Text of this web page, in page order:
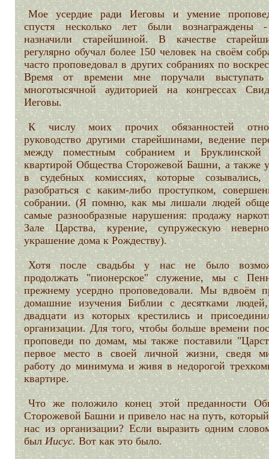
Мое усердие ради Иеговы и умение
спустя несколько лет были вознаграждены
назначили старейшиной. В качестве
регулярно обучал более 150 человек на своём
часто проповедовал в других собраниях по
Время от времени мне поручали выступать
многотысячной аудиторией на конгрессах
Иеговы.
К числу моих прочих обязанностей
руководство другими старейшинами, ведение
между поместным собранием и
квартирой Общества Сторожевой Башни, а также
в судебных комиссиях, которые созывались,
разобраться с каким-либо проступком,
собрании. (Я помню, как мы лишали людей
самые разнообразные нарушения: продажу
Зале Царства, курение, супружескую
украшение дома к Рождеству).
Хотя после свадьбы у нас не было
продолжать "пионерское" служение, мы с
прежнему усердно проповедовали. Мы вдвоём
домашние изучения Библии с десятками
двадцати из которых крестились и
организации. Для того, чтобы больше времени
проповеди по домам, мы также поставили
первое место в своей личной жизни, сведя
работу до минимума и живя в недорогой
квартире.
Что же положило конец этой преданности
Сторожевой Башни и привело нас на путь,
нас из организации? Если выразить одним
былИисус.Вот как это было.